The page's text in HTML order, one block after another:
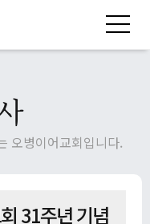
오병이어교회입니다.
31주년 기념